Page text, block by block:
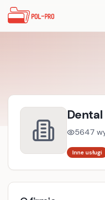
5647
Inne usługi